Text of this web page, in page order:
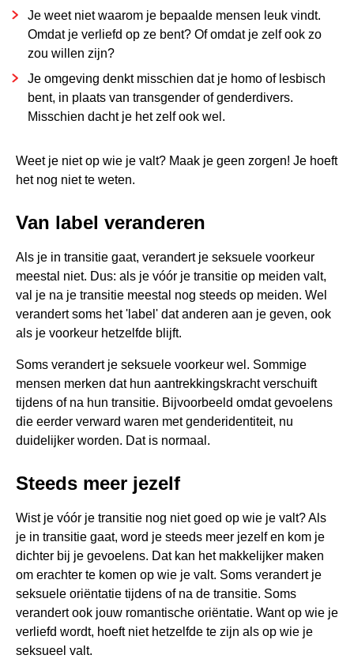
Je weet niet waarom je bepaalde mensen leuk vindt.
Omdat je verliefd op ze bent? Of omdat je zelf ook zo
zou willen zijn?
Je omgeving denkt misschien dat je homo of lesbisch
bent, in plaats van transgender of genderdivers.
Misschien dacht je het zelf ook wel.
Weet je niet op wie je valt? Maak je geen zorgen! Je hoeft
het nog niet te weten.
Van label veranderen
Als je in transitie gaat, verandert je seksuele voorkeur
meestal niet. Dus: als je vóór je transitie op meiden valt,
val je na je transitie meestal nog steeds op meiden. Wel
verandert soms het 'label' dat anderen aan je geven, ook
als je voorkeur hetzelfde blijft.
Soms verandert je seksuele voorkeur wel. Sommige
mensen merken dat hun aantrekkingskracht verschuift
tijdens of na hun transitie. Bijvoorbeeld omdat gevoelens
die eerder verward waren met genderidentiteit, nu
duidelijker worden. Dat is normaal.
Steeds meer jezelf
Wist je vóór je transitie nog niet goed op wie je valt? Als
je in transitie gaat, word je steeds meer jezelf en kom je
dichter bij je gevoelens. Dat kan het makkelijker maken
om erachter te komen op wie je valt. Soms verandert je
seksuele oriëntatie tijdens of na de transitie. Soms
verandert ook jouw romantische oriëntatie. Want op wie je
verliefd wordt, hoeft niet hetzelfde te zijn als op wie je
seksueel valt.